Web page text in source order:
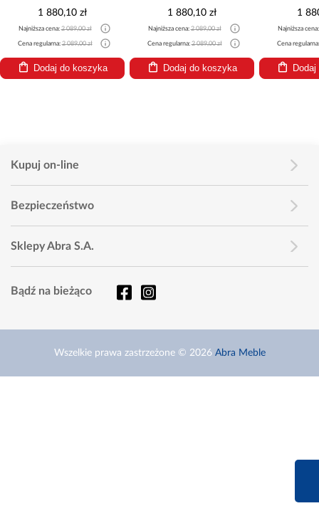
1 880,10 zł
Najniższa cena:2 089,00 zł
Cena regularna:2 089,00 zł
Dodaj do koszyka
1 880,10 zł
Najniższa cena:2 089,00 zł
Cena regularna:2 089,00 zł
Dodaj do koszyka
1
Najniższa
Cena
Kupuj on-line
Bezpieczeństwo
Sklepy Abra S.A.
Bądź na bieżąco
Wszelkie prawa zastrzeżone © 2026 Abra Meble